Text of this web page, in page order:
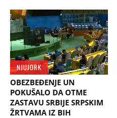
NJUJORK
OBEZBEĐENJE UN
POKUŠALO DA OTME
ZASTAVU SRBIJE SRPSKIM
ŽRTVAMA IZ BIH